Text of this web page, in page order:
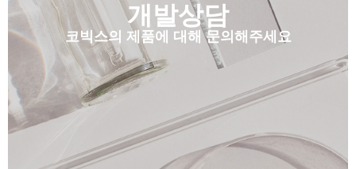
개발상담
코빅스의 제품에 대해 문의해주세요